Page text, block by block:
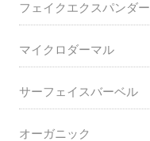
フェイクエクスパンダー
マイクロダーマル
サーフェイスバーベル
オーガニック